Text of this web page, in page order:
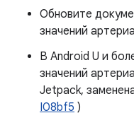
Обновите
значений
В Android U и
значений
Jetpack,
I08bf5 )